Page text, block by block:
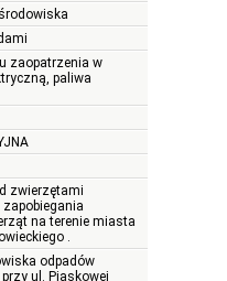
zaopatrzenia w
paliwa
zwierzętami
na terenie miasta
.
odpadów
ul. Piaskowej